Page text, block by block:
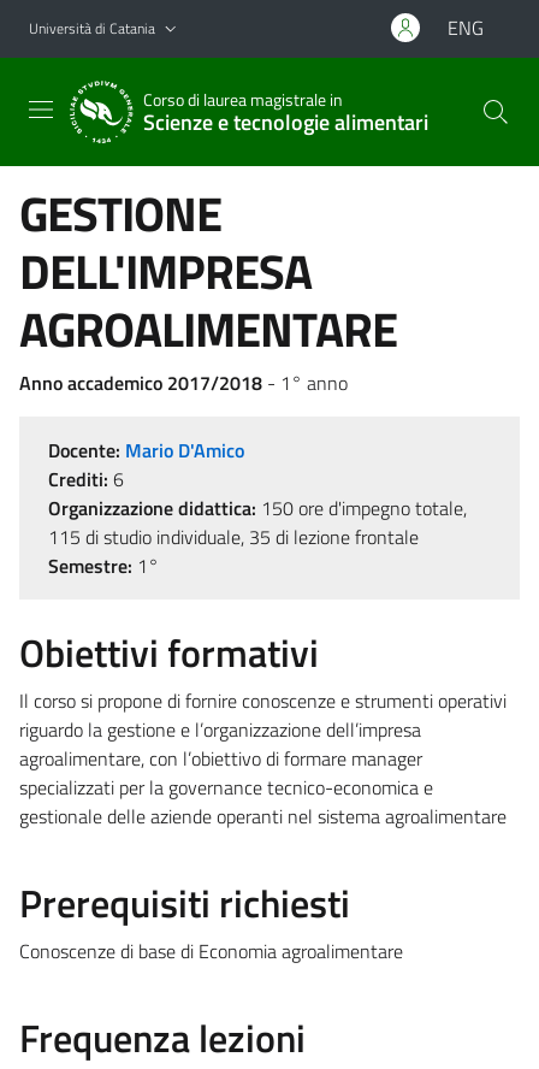
Vai al contenuto principale
Vai al menu di navigazione
Università di Catania ENG
Corso di laurea magistrale in
Scienze e tecnologie alimentari
GESTIONE
DELL'IMPRESA
AGROALIMENTARE
Anno accademico 2017/2018 - 1° anno
Docente: Mario D'Amico
Crediti: 6
Organizzazione didattica: 150 ore d'impegno totale,
115 di studio individuale, 35 di lezione frontale
Semestre: 1°
Obiettivi formativi
Il corso si propone di fornire conoscenze e strumenti operativi
riguardo la gestione e l’organizzazione dell’impresa
agroalimentare, con l’obiettivo di formare manager
specializzati per la governance tecnico-economica e
gestionale delle aziende operanti nel sistema agroalimentare
Prerequisiti richiesti
Conoscenze di base di Economia agroalimentare
Frequenza lezioni